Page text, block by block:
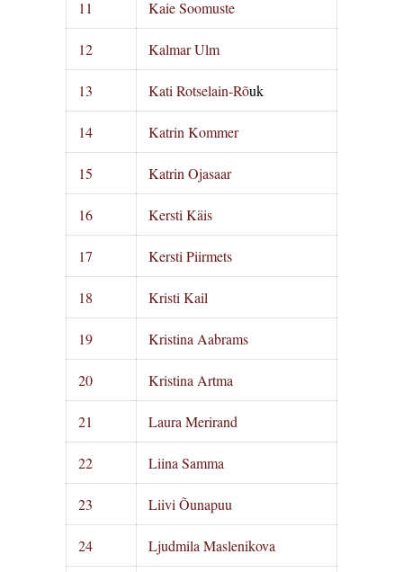
11 Kaie Soomuste
12 Kalmar Ulm
13 Kati Rotselain-Rõuk
14 Katrin Kommer
15 Katrin Ojasaar
16 Kersti Käis
17 Kersti Piirmets
18 Kristi Kail
19 Kristina Aabrams
20 Kristina Artma
21 Laura Merirand
22 Liina Samma
23 Liivi Õunapuu
24 Ljudmila Maslenikova